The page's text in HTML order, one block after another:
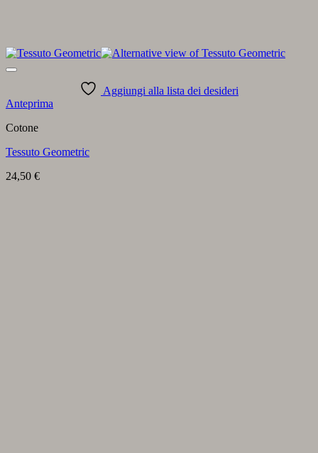
Aggiungi alla lista dei desideri
Anteprima
Cotone
Tessuto Geometric
24,50 €